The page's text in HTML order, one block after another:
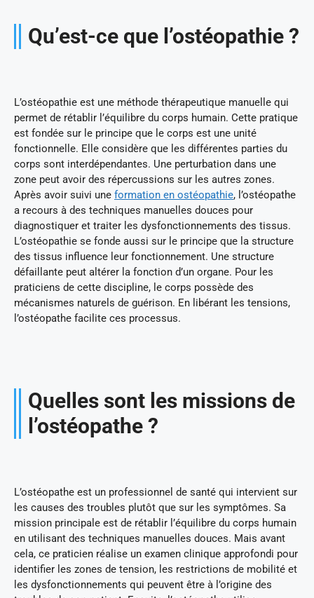
Qu’est-ce que l’ostéopathie ?
L’ostéopathie est une méthode thérapeutique manuelle qui
permet de rétablir l’équilibre du corps humain. Cette pratique
est fondée sur le principe que le corps est une unité
fonctionnelle. Elle considère que les différentes parties du
corps sont interdépendantes. Une perturbation dans une
zone peut avoir des répercussions sur les autres zones.
Après avoir suivi une formation en ostéopathie, l’ostéopathe
a recours à des techniques manuelles douces pour
diagnostiquer et traiter les dysfonctionnements des tissus.
L’ostéopathie se fonde aussi sur le principe que la structure
des tissus influence leur fonctionnement. Une structure
défaillante peut altérer la fonction d’un organe. Pour les
praticiens de cette discipline, le corps possède des
mécanismes naturels de guérison. En libérant les tensions,
l’ostéopathe facilite ces processus.
Quelles sont les missions de
l’ostéopathe ?
L’ostéopathe est un professionnel de santé qui intervient sur
les causes des troubles plutôt que sur les symptômes. Sa
mission principale est de rétablir l’équilibre du corps humain
en utilisant des techniques manuelles douces. Mais avant
cela, ce praticien réalise un examen clinique approfondi pour
identifier les zones de tension, les restrictions de mobilité et
les dysfonctionnements qui peuvent être à l’origine des